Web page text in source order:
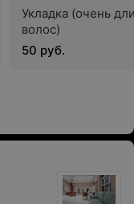
Укладка (очень
волос)
50 руб.